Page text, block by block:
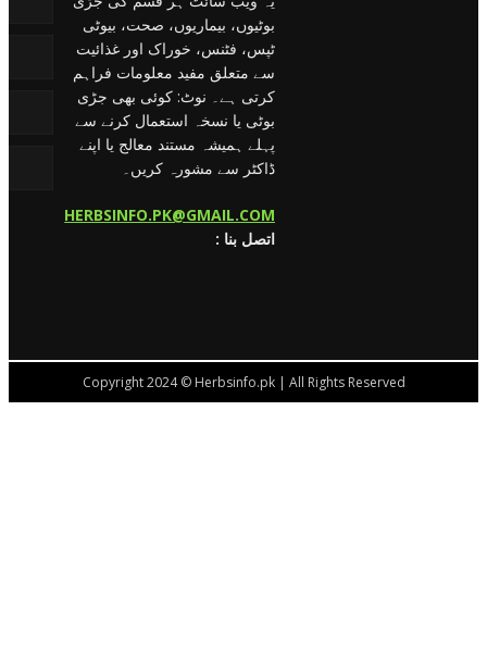
بوٹیوں، بیماریوں، صحت، بیوٹی
ٹپس، فٹنس، خوراک اور غذائیت
سے متعلق مفید معلومات فراہم
کرتی ہے۔ نوٹ: کوئی بھی جڑی
بوٹی یا نسخہ استعمال کرنے سے
پہلے ہمیشہ مستند معالج یا اپنے
ڈاکٹر سے مشورہ کریں۔
HERBSINFO.PK@GMAIL.COM
: اتصل بنا
Copyright 2024 © Herbsinfo.pk | All Rights Reserved